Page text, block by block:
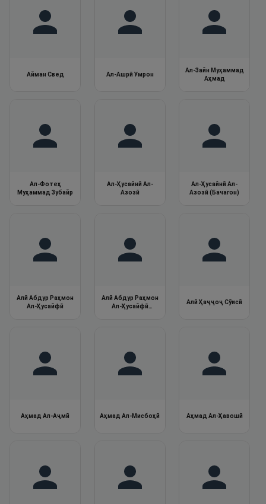
Айман Свед Ал-Ашрӣ Умрон
Ал-Зайн Муҳаммад
Аҳмад
Ал-Фотеҳ
Муҳаммад Зубайр
Ал-Ҳусайнӣ Ал-
Азозӣ
Ал-Ҳусайнӣ Ал-
Азозӣ (Бачагон)
Алӣ Абдур Раҳмон
Ал-Ҳусайфӣ
Алӣ Абдур Раҳмон
Ал-Ҳусайфӣ
Алӣ Ҳаҷҷоҷ Сӯисӣ
Аҳмад Ал-Аҷмӣ Аҳмад Ал-Мисбоҳӣ Аҳмад Ал-Ҳавошӣ